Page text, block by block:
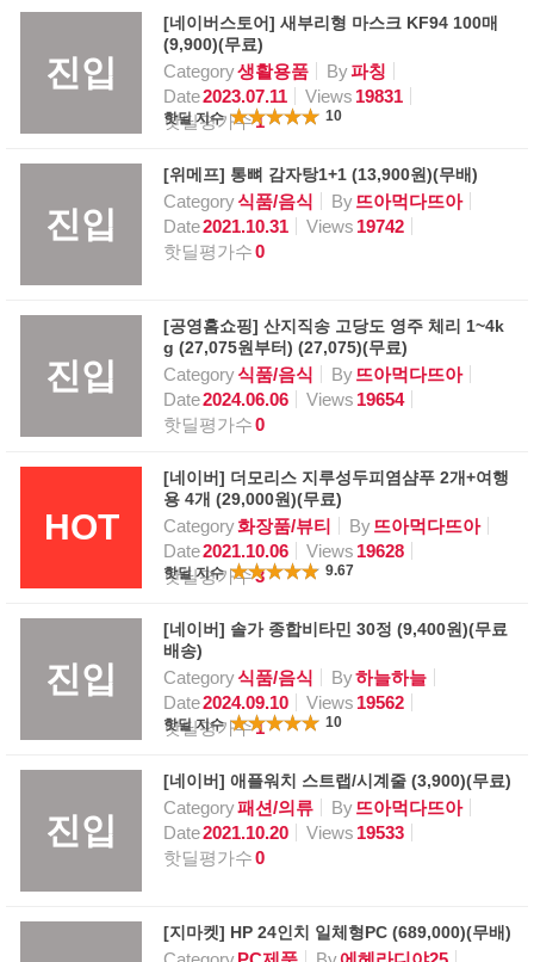
진입
[네이버스토어] 새부리형 마스크 KF94 100매
(9,900)(무료)
Category생활용품 By파칭
Date2023.07.11 Views 19831
핫딜평가수1
핫딜 지수 10
진입
[위메프] 통뼈 감자탕1+1 (13,900원)(무배)
Category식품/음식 By뜨아먹다뜨아
Date2021.10.31 Views 19742
핫딜평가수0
진입
[공영홈쇼핑] 산지직송 고당도 영주 체리 1~4k
g (27,075원부터) (27,075)(무료)
Category식품/음식 By뜨아먹다뜨아
Date2024.06.06 Views 19654
핫딜평가수0
HOT
[네이버] 더모리스 지루성두피염샴푸 2개+여행
용 4개 (29,000원)(무료)
Category화장품/뷰티 By뜨아먹다뜨아
Date2021.10.06 Views 19628
핫딜평가수3
핫딜 지수 9.67
진입
[네이버] 솔가 종합비타민 30정 (9,400원)(무료
배송)
Category식품/음식 By하늘하늘
Date2024.09.10 Views 19562
핫딜평가수1
핫딜 지수 10
진입
[네이버] 애플워치 스트랩/시계줄 (3,900)(무료)
Category패션/의류 By뜨아먹다뜨아
Date2021.10.20 Views 19533
핫딜평가수0
[지마켓] HP 24인치 일체형PC (689,000)(무배)